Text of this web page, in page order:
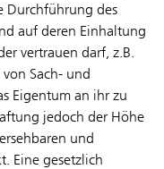
Durchführung des
auf deren Einhaltung
vertrauen darf, z.B.
Sach- und
Eigentum an ihr zu
jedoch der Höhe
und
Eine gesetzlich